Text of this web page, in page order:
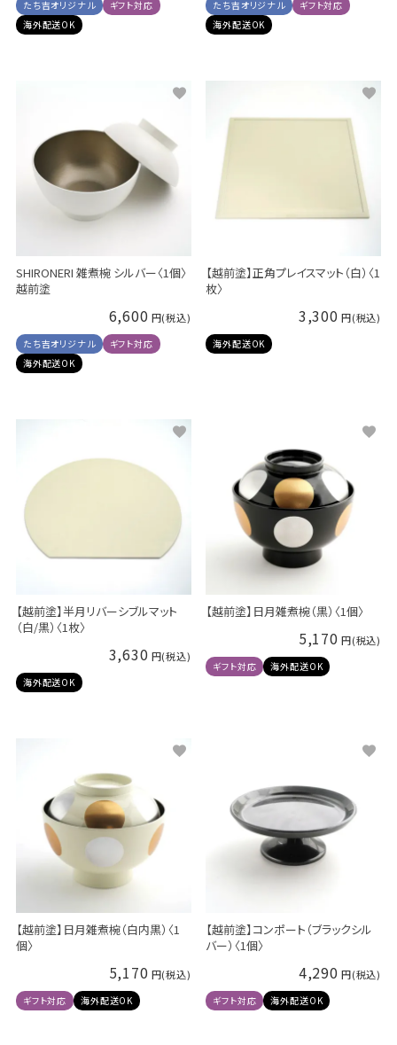
たち吉オリジナル
ギフト対応
海外配送OK
たち吉オリジナル
ギフト対応
海外配送OK
SHIRONERI 雑煮椀 シルバー〈1個〉
越前塗
6,600
たち吉オリジナル
ギフト対応
海外配送OK
【越前塗】正角プレイスマット（白）〈1
枚〉
3,300
海外配送OK
【越前塗】半月リバーシブルマット
（白/黒）〈1枚〉
3,630
海外配送OK
【越前塗】日月雑煮椀（黒）〈1個〉
5,170
ギフト対応 海外配送OK
【越前塗】日月雑煮椀（白内黒）〈1
個〉
5,170
ギフト対応 海外配送OK
【越前塗】コンポート（ブラックシル
バー）〈1個〉
4,290
ギフト対応 海外配送OK